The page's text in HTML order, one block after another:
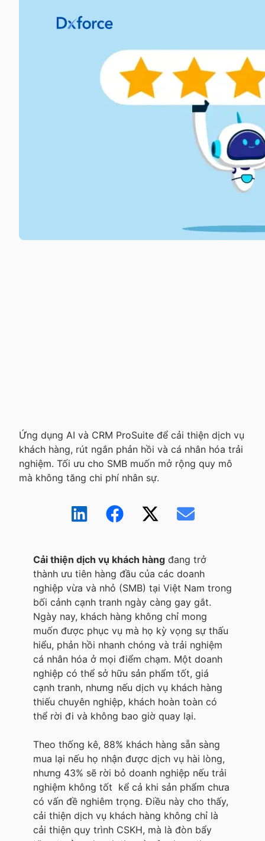
Ứng dụng AI và CRM ProSuite để cải thiện dịch vụ
khách hàng, rút ngắn phản hồi và cá nhân hóa trải
nghiệm. Tối ưu cho SMB muốn mở rộng quy mô
mà không tăng chi phí nhân sự.
Cải thiện dịch vụ khách hàng đang trở
thành ưu tiên hàng đầu của các doanh
nghiệp vừa và nhỏ (SMB) tại Việt Nam trong
bối cảnh cạnh tranh ngày càng gay gắt.
Ngày nay, khách hàng không chỉ mong
muốn được phục vụ mà họ kỳ vọng sự thấu
hiểu, phản hồi nhanh chóng và trải nghiệm
cá nhân hóa ở mọi điểm chạm. Một doanh
nghiệp có thể sở hữu sản phẩm tốt, giá
cạnh tranh, nhưng nếu dịch vụ khách hàng
thiếu chuyên nghiệp, khách hoàn toàn có
thể rời đi và không bao giờ quay lại.
Theo thống kê, 88% khách hàng sẵn sàng
mua lại nếu họ nhận được dịch vụ hài lòng,
nhưng 43% sẽ rời bỏ doanh nghiệp nếu trải
nghiệm không tốt kể cả khi sản phẩm chưa
có vấn đề nghiêm trọng. Điều này cho thấy,
cải thiện dịch vụ khách hàng không chỉ là
cải thiện quy trình CSKH, mà là đòn bẩy